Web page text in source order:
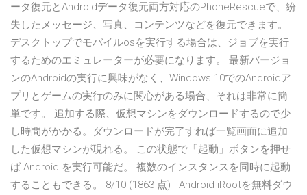
ータ復元とAndroidデータ復元両方対応のPhoneRescueで、紛
失したメッセージ、写真、コンテンツなどを復元できます。
デスクトップでモバイルosを実行する場合は、ジョブを実行
するためのエミュレーターが必要になります。 最新バージョ
ンのAndroidの実行に興味がなく、Windows 10でのAndroidア
プリとゲームの実行のみに関心がある場合、それは非常に簡
単です。 追加する際、仮想マシンをダウンロードするので少
し時間がかかる。ダウンロードが完了すれば一覧画面に追加
した仮想マシンが現れる。 この状態で「起動」ボタンを押せ
ば Android を実行可能だ。 複数のインスタンスを同時に起動
することもできる。 8/10 (1863 点) - Android iRootを無料ダウ